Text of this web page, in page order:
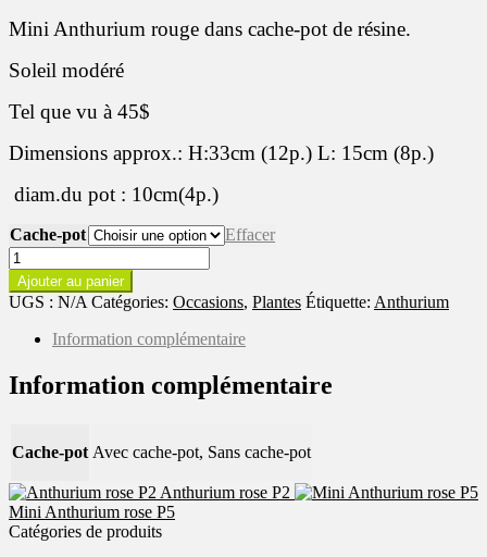
prix :
Mini Anthurium rouge dans cache-pot de résine.
Soleil modéré
Tel que vu à 45$
Dimensions approx.: H:33cm (12p.) L: 15cm (8p.)
diam.du pot : 10cm(4p.)
Cache-pot
Effacer
quantité
de
Mini
Anthurium
rouge
Ajouter au panier
UGS : N/A Catégories: Occasions, Plantes Étiquette: Anthurium
Information complémentaire
Information complémentaire
Cache-pot Avec cache-pot, Sans cache-pot
Anthurium rose P2
Mini Anthurium rose P5
Catégories de produits